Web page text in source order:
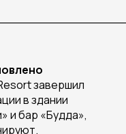
завершил
в здании
и бар «Будда»,